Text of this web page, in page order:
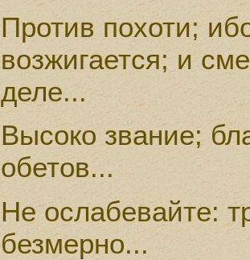
Против похоти;
возжигается; и
деле...
Высоко звание;
обетов...
Не ослабевайте:
безмерно...